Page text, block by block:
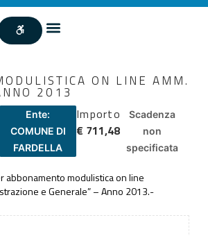
ON LINE AMM.
2013
Ente:
COMUNE DI
FARDELLA
Importo
€ 711,48
Scadenza
non
specificata
abbonamento modulistica on line
e Generale” – Anno 2013.-